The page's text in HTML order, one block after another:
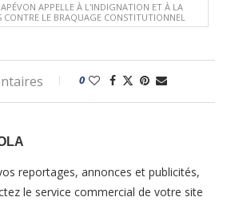
APPELLE À L'INDIGNATION ET À LA
LE BRAQUAGE CONSTITUTIONNEL
0
reportages, annonces et publicités,
le service commercial de votre site